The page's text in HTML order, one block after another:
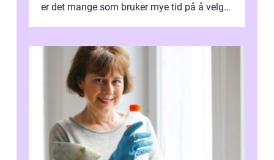
er det mange som bruker mye tid på å velge